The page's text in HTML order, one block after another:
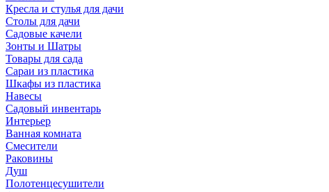
Кресла и стулья для дачи
Столы для дачи
Садовые качели
Зонты и Шатры
Товары для сада
Сараи из пластика
Шкафы из пластика
Навесы
Садовый инвентарь
Интерьер
Ванная комната
Смесители
Раковины
Душ
Полотенцесушители